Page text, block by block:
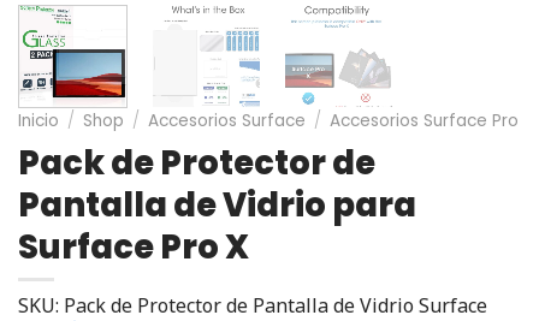
Inicio / Shop / Accesorios Surface / Accesorios Surface Pro
Pack de Protector de
Pantalla de Vidrio para
Surface Pro X
SKU: Pack de Protector de Pantalla de Vidrio Surface